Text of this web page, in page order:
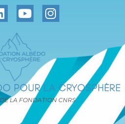
DE LA FONDATION CNRS